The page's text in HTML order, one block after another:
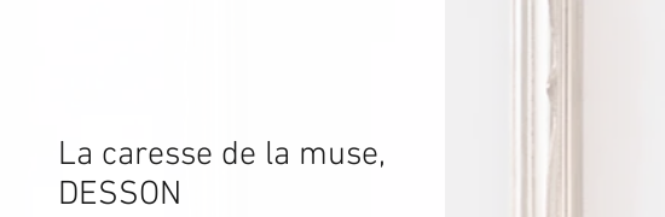
La caresse de la muse,
DESSON